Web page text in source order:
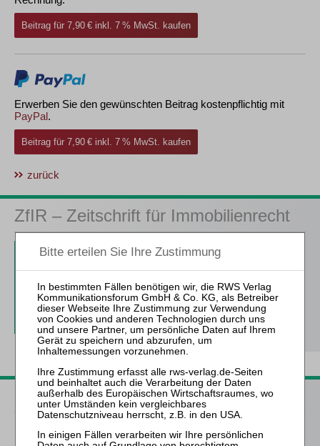
Beitrag für 7,90 € inkl. 7 % MwSt. kaufen
Erwerben Sie den gewünschten Beitrag kostenpflichtig mit
PayPal.
Beitrag für 7,90 € inkl. 7 % MwSt. kaufen
zurück
ZfIR – Zeitschrift für Immobilienrecht
3 Ausgaben als kostenfreies Probe-Abo
online-Nutzung
Probe-Abo bestellen
Passende Bücher
Schröder